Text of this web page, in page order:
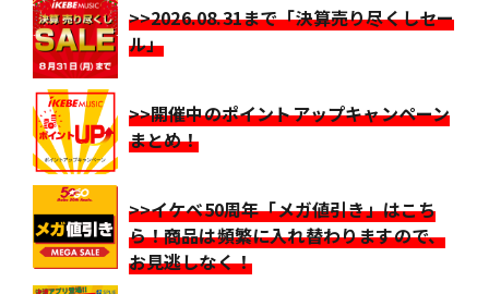
>>2026.08.31まで「決算売り尽くしセー
ル」
>>開催中のポイントアップキャンペーン
まとめ！
>>イケベ50周年「メガ値引き」はこち
ら！商品は頻繁に入れ替わりますので、
お見逃しなく！